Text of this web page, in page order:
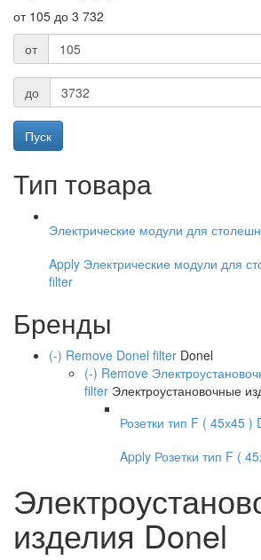
от 105 до 3 732
от
до
Тип товара
Электрические модули для
Apply Электрические модули для
filter
Бренды
(-) Remove Donel filter Donel
(-) Remove
filter Электроустановочные
Розетки тип F ( 45х45 )
Apply Розетки тип F (
изделия Donel